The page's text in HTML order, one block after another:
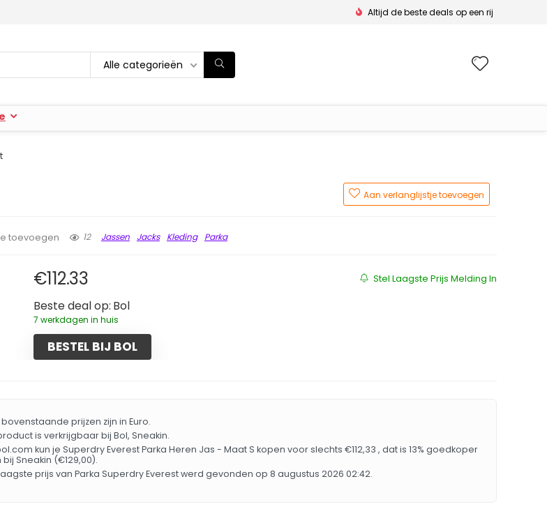
Altijd de beste deals op een rij
Alle categorieën
Aan verlanglijstje toevoegen
toevoegen 12 Jassen Jacks Kleding Parka
Stel Laagste Prijs Melding In
€112.33
Beste deal op: Bol
7 werkdagen in huis
BESTEL BIJ BOL
bovenstaande prijzen zijn in Euro.
is verkrijgbaar bij Bol, Sneakin.
kun je Superdry Everest Parka Heren Jas - Maat S kopen voor slechts €112,33 , dat is 13% goedkoper
bij Sneakin (€129,00).
prijs van Parka Superdry Everest werd gevonden op 8 augustus 2026 02:42.